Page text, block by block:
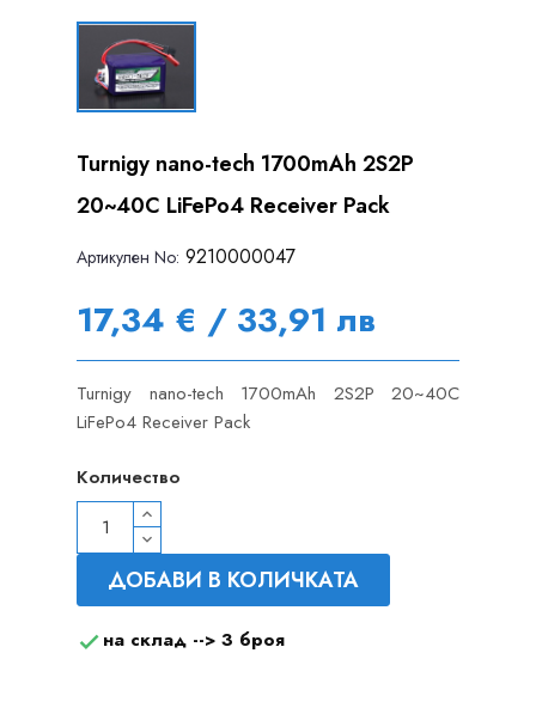
Turnigy nano-tech 1700mAh 2S2P
20~40C LiFePo4 Receiver Pack
Артикулен Nо: 9210000047
17,34 € / 33,91 лв
Turnigy nano-tech 1700mAh 2S2P 20~40C
LiFePo4 Receiver Pack
Количество
ДОБАВИ В КОЛИЧКАТА
 на склад --> 3 броя